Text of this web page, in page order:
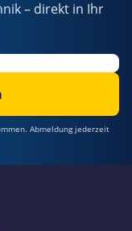
– direkt in Ihr
Abmeldung jederzeit